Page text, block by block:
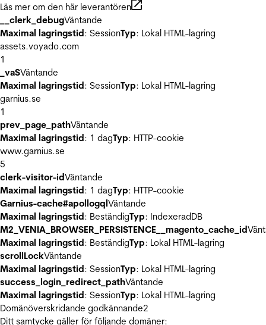
Läs mer om den här leverantören
__clerk_debugVäntande
Maximal lagringstid: SessionTyp: Lokal HTML-lagring
assets.voyado.com
1
_vaSVäntande
Maximal lagringstid: SessionTyp: Lokal HTML-lagring
garnius.se
1
prev_page_pathVäntande
Maximal lagringstid: 1 dagTyp: HTTP-cookie
www.garnius.se
5
clerk-visitor-idVäntande
Maximal lagringstid: 1 dagTyp: HTTP-cookie
Garnius-cache#apollogqlVäntande
Maximal lagringstid: BeständigTyp: IndexeradDB
M2_VENIA_BROWSER_PERSISTENCE__magento_cache_id
Maximal lagringstid: BeständigTyp: Lokal HTML-lagring
scrollLockVäntande
Maximal lagringstid: SessionTyp: Lokal HTML-lagring
success_login_redirect_pathVäntande
Maximal lagringstid: SessionTyp: Lokal HTML-lagring
Domänöverskridande godkännande2
Ditt samtycke gäller för följande domäner: